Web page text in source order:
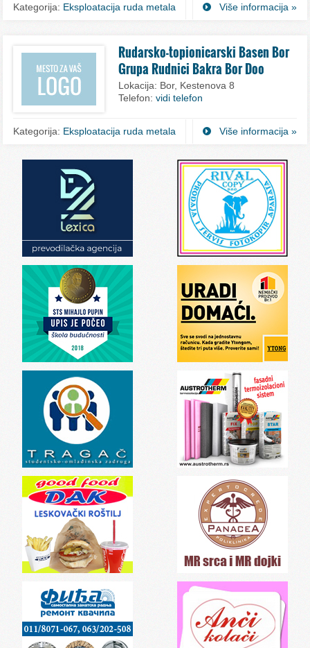
Kategorija: Eksploatacija ruda metala Više informacija »
Rudarsko-topionicarski Basen Bor
Grupa Rudnici Bakra Bor Doo
Lokacija: Bor, Kestenova 8
Telefon:vidi telefon
Kategorija: Eksploatacija ruda metala Više informacija »